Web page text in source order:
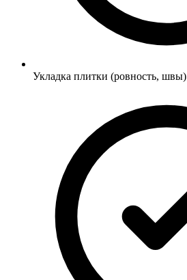
Укладка плитки (ровность, швы)